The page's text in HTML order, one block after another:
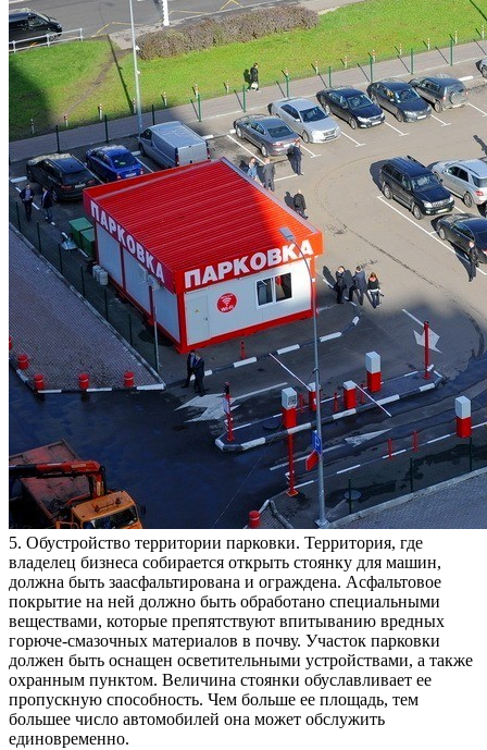
5. Обустройство территории парковки. Территория, где
владелец бизнеса собирается открыть стоянку для машин,
должна быть заасфальтирована и ограждена. Асфальтовое
покрытие на ней должно быть обработано специальными
веществами, которые препятствуют впитыванию вредных
горюче-смазочных материалов в почву. Участок парковки
должен быть оснащен осветительными устройствами, а также
охранным пунктом. Величина стоянки обуславливает ее
пропускную способность. Чем больше ее площадь, тем
большее число автомобилей она может обслужить
единовременно.